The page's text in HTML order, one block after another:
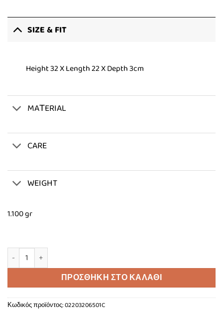
SIZE & FIT
Height 32 X Length 22 X Depth 3cm
MAΤERIAL
CARE
WEIGHT
1.100 gr
"The Sunset Light" ποσότητα
ΠΡΟΣΘΉΚΗ ΣΤΟ ΚΑΛΆΘΙ
Κωδικός προϊόντος:02203206501C